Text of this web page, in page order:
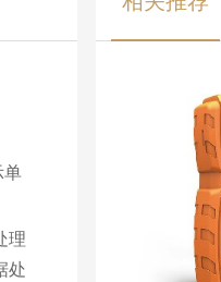
单
理
处